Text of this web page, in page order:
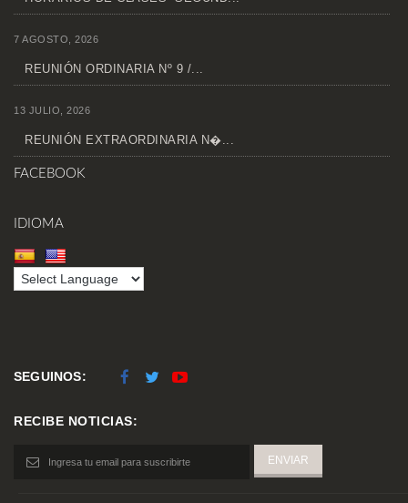
7 AGOSTO, 2026
REUNIÓN ORDINARIA Nº 9 /...
13 JULIO, 2026
REUNIÓN EXTRAORDINARIA N�...
FACEBOOK
IDIOMA
SEGUINOS:
RECIBE NOTICIAS: